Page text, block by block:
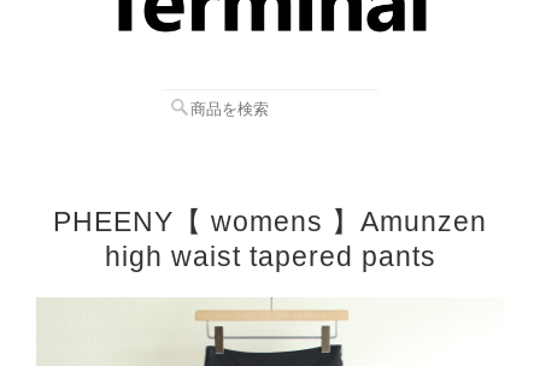
PHEENY【 womens 】Amunzen
high waist tapered pants